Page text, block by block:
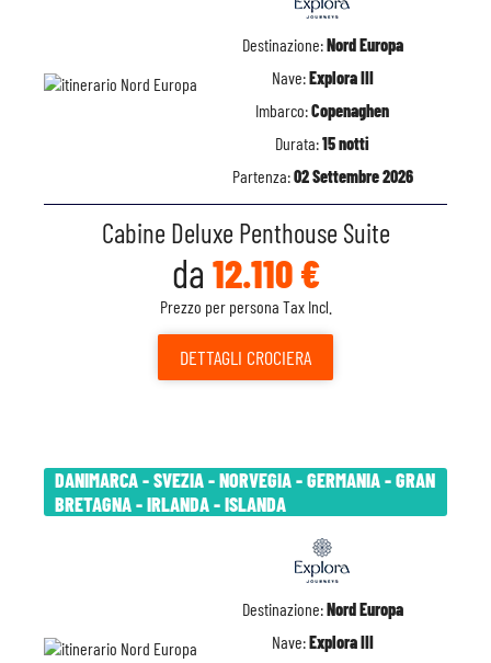
Destinazione:Nord Europa
Nave:Explora III
Imbarco:Copenaghen
Durata:15 notti
Partenza:02 Settembre 2026
Cabine Deluxe Penthouse Suite
da 12.110 €
Prezzo per persona Tax Incl.
DETTAGLI CROCIERA
DANIMARCA - SVEZIA - NORVEGIA - GERMANIA - GRAN
BRETAGNA - IRLANDA - ISLANDA
Destinazione:Nord Europa
Nave:Explora III